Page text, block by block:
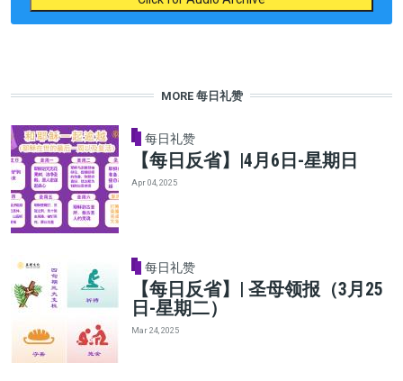
MORE 每日礼赞
每日礼赞
【每日反省】|4月6日-星期日
Apr 04, 2025
每日礼赞
【每日反省】| 圣母领报（3月25
日-星期二）
Mar 24, 2025